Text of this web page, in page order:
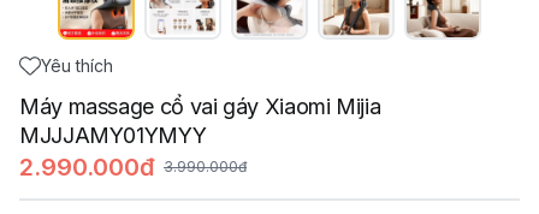
Yêu thích
Máy massage cổ vai gáy Xiaomi Mijia
MJJJAMY01YMYY
2.990.000đ 3.990.000đ